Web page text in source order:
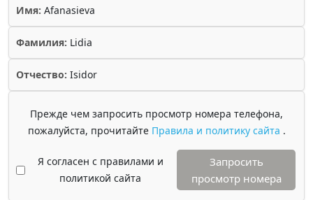
Имя: Afanasieva
Фамилия: Lidia
Отчество: Isidor
Прежде чем запросить просмотр номера телефона,
пожалуйста, прочитайте Правила и политику сайта .
Я согласен с правилами и
политикой сайта
Запросить
просмотр номера